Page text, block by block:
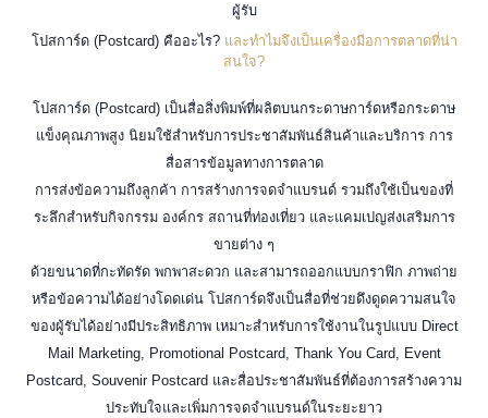
ผู้รับ
โปสการ์ด (Postcard) คืออะไร? และทำไมจึงเป็นเครื่องมือการตลาดที่น่า
สนใจ?
โปสการ์ด (Postcard) เป็นสื่อสิ่งพิมพ์ที่ผลิตบนกระดาษการ์ดหรือกระดาษ
แข็งคุณภาพสูง นิยมใช้สำหรับการประชาสัมพันธ์สินค้าและบริการ การ
สื่อสารข้อมูลทางการตลาด
การส่งข้อความถึงลูกค้า การสร้างการจดจำแบรนด์ รวมถึงใช้เป็นของที่
ระลึกสำหรับกิจกรรม องค์กร สถานที่ท่องเที่ยว และแคมเปญส่งเสริมการ
ขายต่าง ๆ
ด้วยขนาดที่กะทัดรัด พกพาสะดวก และสามารถออกแบบกราฟิก ภาพถ่าย
หรือข้อความได้อย่างโดดเด่น โปสการ์ดจึงเป็นสื่อที่ช่วยดึงดูดความสนใจ
ของผู้รับได้อย่างมีประสิทธิภาพ เหมาะสำหรับการใช้งานในรูปแบบ Direct
Mail Marketing, Promotional Postcard, Thank You Card, Event
Postcard, Souvenir Postcard และสื่อประชาสัมพันธ์ที่ต้องการสร้างความ
ประทับใจและเพิ่มการจดจำแบรนด์ในระยะยาว